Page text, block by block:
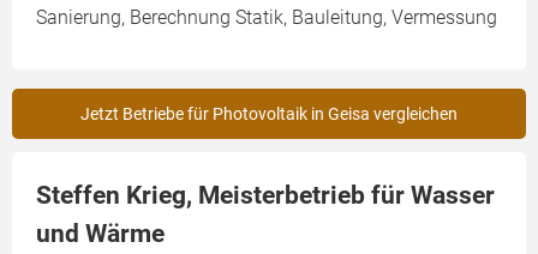
Sanierung, Berechnung Statik, Bauleitung, Vermessung
Jetzt Betriebe für Photovoltaik in Geisa vergleichen
Steffen Krieg, Meisterbetrieb für Wasser
und Wärme